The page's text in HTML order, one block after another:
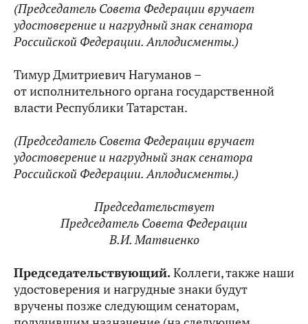
(Председатель Совета Федерации вручает
удостоверение и нагрудный знак сенатора
Российской Федерации. Аплодисменты.)
Тимур Дмитриевич Нагуманов –
от исполнительного органа государственной
власти Республики Татарстан.
(Председатель Совета Федерации вручает
удостоверение и нагрудный знак сенатора
Российской Федерации. Аплодисменты.)
Председательствует
Председатель Совета Федерации
В.И. Матвиенко
Председательствующий.Коллеги, также наши
удостоверения и нагрудные знаки будут
вручены позже следующим сенаторам,